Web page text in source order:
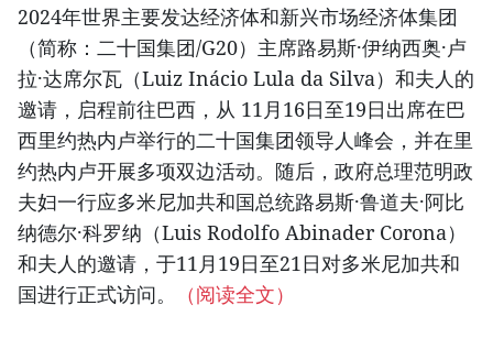
2024年世界主要发达经济体和新兴市场经济体集团
（简称：二十国集团/G20）主席路易斯·伊纳西奥·卢
拉·达席尔瓦（Luiz Inácio Lula da Silva）和夫人的
邀请，启程前往巴西，从 11月16日至19日出席在巴
西里约热内卢举行的二十国集团领导人峰会，并在里
约热内卢开展多项双边活动。随后，政府总理范明政
夫妇一行应多米尼加共和国总统路易斯·鲁道夫·阿比
纳德尔·科罗纳（Luis Rodolfo Abinader Corona）
和夫人的邀请，于11月19日至21日对多米尼加共和
国进行正式访问。
（阅读全文）